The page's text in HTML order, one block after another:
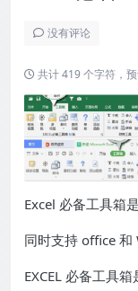
没有评论
共计 419 个字符，
Excel 必备工具箱
同时支持 office 和
EXCEL 必备工具